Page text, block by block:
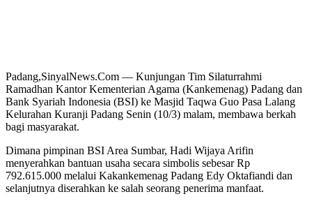
Padang,SinyalNews.Com — Kunjungan Tim Silaturrahmi
Ramadhan Kantor Kementerian Agama (Kankemenag) Padang dan
Bank Syariah Indonesia (BSI) ke Masjid Taqwa Guo Pasa Lalang
Kelurahan Kuranji Padang Senin (10/3) malam, membawa berkah
bagi masyarakat.
Dimana pimpinan BSI Area Sumbar, Hadi Wijaya Arifin
menyerahkan bantuan usaha secara simbolis sebesar Rp
792.615.000 melalui Kakankemenag Padang Edy Oktafiandi dan
selanjutnya diserahkan ke salah seorang penerima manfaat.